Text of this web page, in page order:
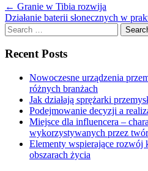
← Granie w Tibia rozwija
Działanie baterii słonecznych w
Search
for:
Recent Posts
Nowoczesne urządzenia
różnych branżach
Jak działają sprężarki
Podejmowanie decyzji a
Miejsce dla influencera –
wykorzystywanych przez
Elementy wspierające rozwój
obszarach życia